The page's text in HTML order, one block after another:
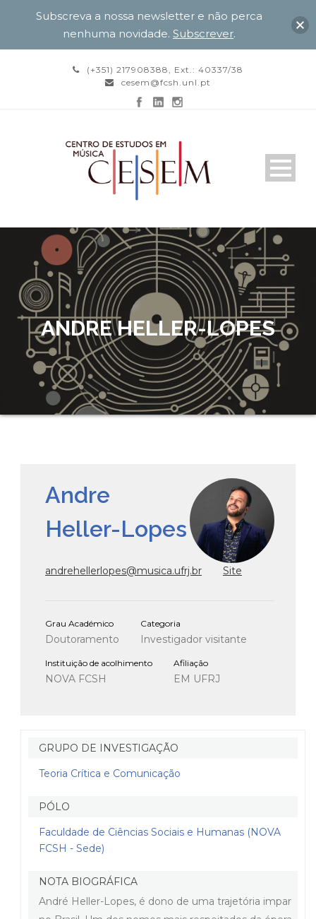
(+351) 217908388, Ext.: 40337/38
cesem@fcsh.unl.pt
ANDRE HELLER-LOPES
Andre
Heller-Lopes
andrehellerlopes@musica.ufrj.br Site
Grau Académico
Doutoramento
Categoria
Investigador visitante
Instituição de acolhimento
NOVA FCSH
Afiliação
EM UFRJ
GRUPO DE INVESTIGAÇÃO
Teoria Crítica e Comunicação
PÓLO
Faculdade de Ciências Sociais e Humanas (NOVA
FCSH - Sede)
NOTA BIOGRÁFICA
André Heller-Lopes, é dono de uma trajetória impar
Subscreva a nossa newsletter e não perca
nenhuma novidade. Subscrever.